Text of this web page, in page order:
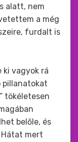
alatt, nem
a még
furdalt is
ki vagyok rá
pillanatokat
tökéletesen
belőle, és
mert